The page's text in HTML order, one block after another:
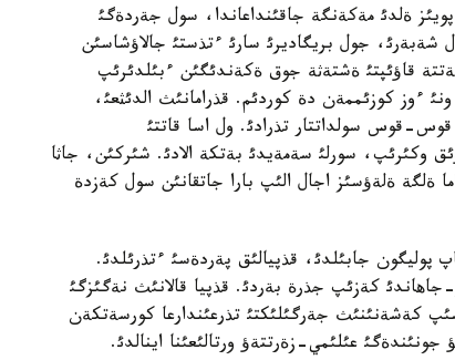
ةلدئ مةكةنگة جاقئنداعاندا، سول جةردةگئ
شةبةرئ، جول بريگاديرئ سارئ ءتذستئ جالاؤشاسئن
قاؤئپتئ ةشتةثة جوق ةكةندئگئن ءبئلدئرئپ
ءوز كوزئممةن دة كوردئم. قذرامانئث الدئثعئ،
قوس-قوس سولداتتار تذرادئ. ول اسا قاتتئ
سورلئ سةمةيدئ بةتكة الادئ. شئركئن، جاثا
ةلگة ةلةؤسئز اجال الئپ بارا جاتقانئن سول كةزدة
29 - تامئزئنان باستاپ پوليگون جابئلدئ، قذپيالئق پةردةسئ ءتذرئلدئ.
جاهاندئ كةزئپ جذرة بةردئ. قذپيا قالانئث نةگئزگئ
كةشةنئنئث جةرگئلئكتئ تذرعئندارعا كورسةتكةن
جونئندةگئ عئلئمي-زةرتتةؤ ورتالئعئنا اينالدئ.